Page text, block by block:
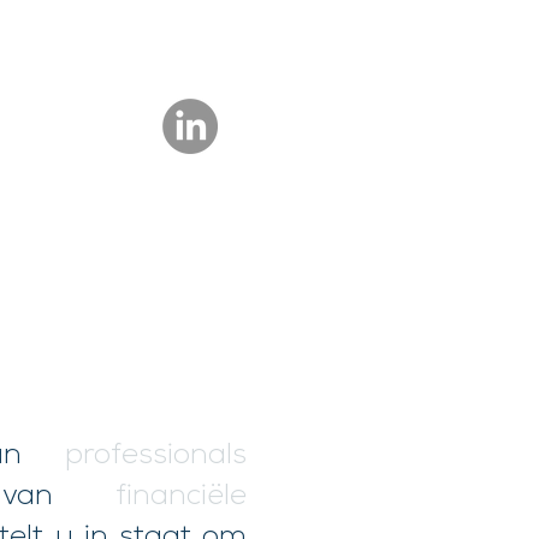
professionals
van
financiële